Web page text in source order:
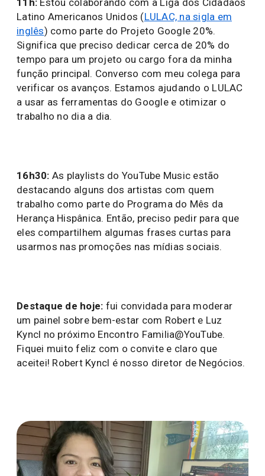
11h: Estou colaborando com a Liga dos Cidadãos
Latino Americanos Unidos (LULAC, na sigla em
inglês) como parte do Projeto Google 20%.
Significa que preciso dedicar cerca de 20% do
tempo para um projeto ou cargo fora da minha
função principal. Converso com meu colega para
verificar os avanços. Estamos ajudando o LULAC
a usar as ferramentas do Google e otimizar o
trabalho no dia a dia.
16h30: As playlists do YouTube Music estão
destacando alguns dos artistas com quem
trabalho como parte do Programa do Mês da
Herança Hispânica. Então, preciso pedir para que
eles compartilhem algumas frases curtas para
usarmos nas promoções nas mídias sociais.
Destaque de hoje: fui convidada para moderar
um painel sobre bem-estar com Robert e Luz
Kyncl no próximo Encontro Familia@YouTube.
Fiquei muito feliz com o convite e claro que
aceitei! Robert Kyncl é nosso diretor de Negócios.